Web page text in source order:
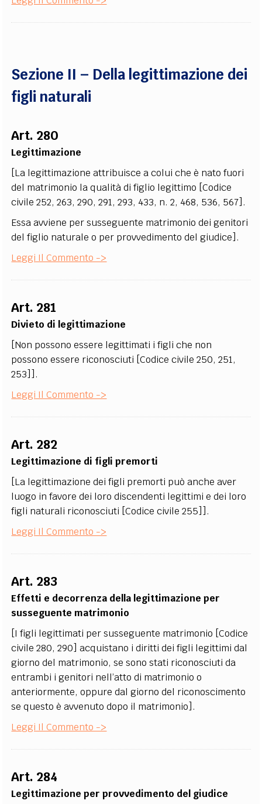
Sezione II – Della legittimazione dei
figli naturali
Art. 280
Legittimazione
[La legittimazione attribuisce a colui che è nato fuori
del matrimonio la qualità di figlio legittimo [Codice
civile 252, 263, 290, 291, 293, 433, n. 2, 468, 536, 567].
Essa avviene per susseguente matrimonio dei genitori
del figlio naturale o per provvedimento del giudice].
Leggi Il Commento ->
Art. 281
Divieto di legittimazione
[Non possono essere legittimati i figli che non
possono essere riconosciuti [Codice civile 250, 251,
253]].
Leggi Il Commento ->
Art. 282
Legittimazione di figli premorti
[La legittimazione dei figli premorti può anche aver
luogo in favore dei loro discendenti legittimi e dei loro
figli naturali riconosciuti [Codice civile 255]].
Leggi Il Commento ->
Art. 283
Effetti e decorrenza della legittimazione per
susseguente matrimonio
[I figli legittimati per susseguente matrimonio [Codice
civile 280, 290] acquistano i diritti dei figli legittimi dal
giorno del matrimonio, se sono stati riconosciuti da
entrambi i genitori nell’atto di matrimonio o
anteriormente, oppure dal giorno del riconoscimento
se questo è avvenuto dopo il matrimonio].
Leggi Il Commento ->
Art. 284
Legittimazione per provvedimento del giudice